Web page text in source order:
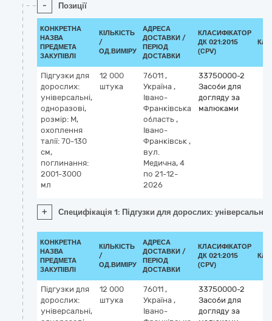
- Позиції
КОНКРЕТНА
НАЗВА
ПРЕДМЕТА
ЗАКУПІВЛІ
КІЛЬКІСТЬ
/
ОД.ВИМІРУ
АДРЕСА
ДОСТАВКИ /
ПЕРІОД
ДОСТАВКИ
КЛАСИФІКАТОР
ДК 021:2015
(CPV)
Підгузки для
дорослих:
універсальні,
одноразові,
розмір: M,
охоплення
талії: 70-130
см,
поглинання:
2001-3000
мл
12 000
штука
76011 ,
Україна ,
Івано-
Франківська
область ,
Івано-
Франківськ ,
вул.
Медична, 4
по 21-12-
2026
33750000-2
Засоби для
догляду за
малюками
+ Специфікація 1: Підгузки для дорослих:
КОНКРЕТНА
НАЗВА
ПРЕДМЕТА
ЗАКУПІВЛІ
КІЛЬКІСТЬ
/
ОД.ВИМІРУ
АДРЕСА
ДОСТАВКИ /
ПЕРІОД
ДОСТАВКИ
КЛАСИФІКАТОР
ДК 021:2015
(CPV)
Підгузки для
дорослих:
універсальні,
12 000
штука
76011 ,
Україна ,
Івано-
33750000-2
Засоби для
догляду за